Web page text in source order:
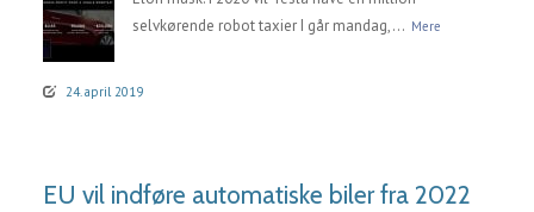
selvkørende robot taxier I går mandag,... Mere
24. april 2019
EU vil indføre automatiske biler fra 2022